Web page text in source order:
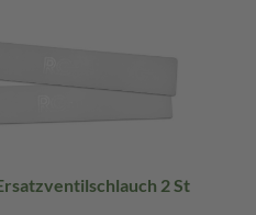
2 St